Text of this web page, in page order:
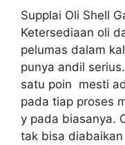
Supplai Oli Shell
Ketersediaan oli
pelumas dalam
punya andil
satu poin mesti
pada tiap proses
y pada biasanya.
tak bisa